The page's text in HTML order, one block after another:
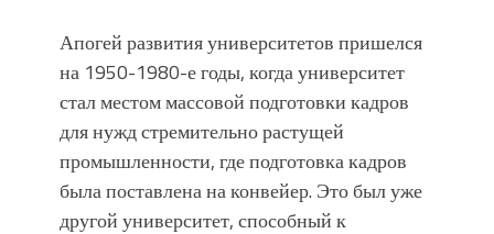
Апогей развития университетов пришелся
на 1950-1980-е годы, когда университет
стал местом массовой подготовки кадров
для нужд стремительно растущей
промышленности, где подготовка кадров
была поставлена на конвейер. Это был уже
другой университет, способный к